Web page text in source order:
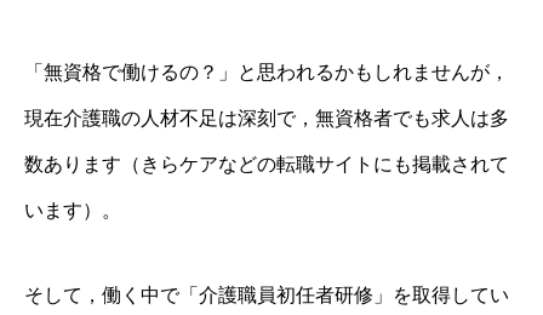
「無資格で働けるの？」と思われるかもしれませんが，
現在介護職の人材不足は深刻で，無資格者でも求人は多
数あります（きらケアなどの転職サイトにも掲載されて
います）。
そして，働く中で「介護職員初任者研修」を取得してい